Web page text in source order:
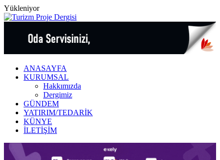
Yükleniyor
ANASAYFA
KURUMSAL
Hakkımızda
Dergimiz
GÜNDEM
YATIRIM/TEDARİK
KÜNYE
İLETİŞİM